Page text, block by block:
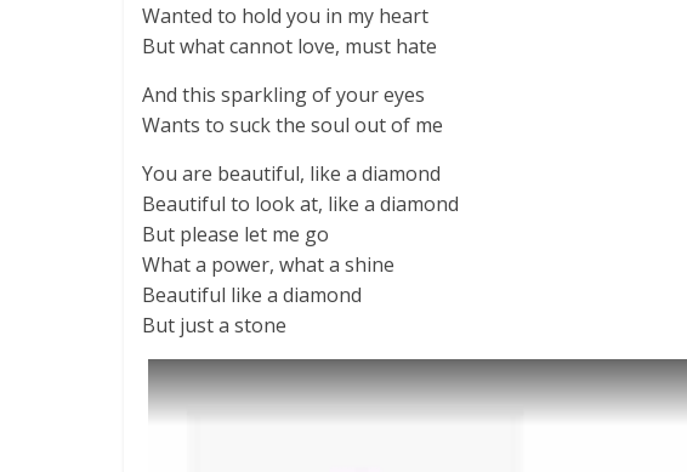
Wanted to hold you in my heart
But what cannot love, must hate
And this sparkling of your eyes
Wants to suck the soul out of me
You are beautiful, like a diamond
Beautiful to look at, like a diamond
But please let me go
What a power, what a shine
Beautiful like a diamond
But just a stone